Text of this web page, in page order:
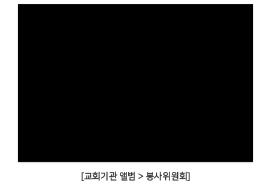
[교회기관 앨범 > 봉사위원회]